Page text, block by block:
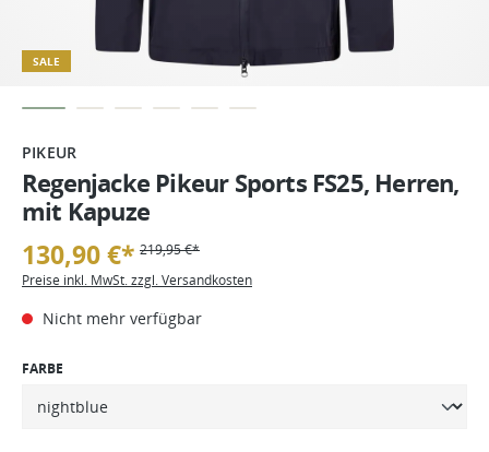
SALE
PIKEUR
Regenjacke Pikeur Sports FS25, Herren,
mit Kapuze
130,90 €* 219,95 €*
Preise inkl. MwSt. zzgl. Versandkosten
Nicht mehr verfügbar
FARBE